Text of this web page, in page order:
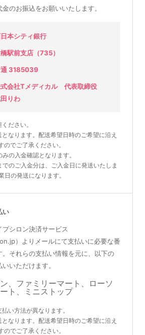
のお振込をお願いいたします。
本シティ銀行
駅前支店（735）
3185039
会社Tメディカル 代表取締役
りわ
ださい。
なります。配送希望日時のご希望に沿え
でご了承ください。
の入金確認となります。
のご入金分は、ご入金日に発送いたしま
日の発送になります。
い
シロン決済サービス
）よりメールにて支払いに必要な番
それらの支払い情報を元に、以下の
いただけます。
い方法が異なります。
なります。配送希望日時のご希望に沿え
でご了承ください。